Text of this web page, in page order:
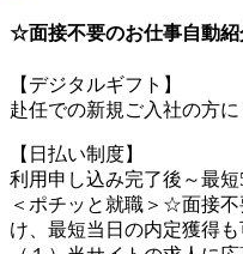
☆面接不要のお仕事自動
【デジタルギフト】
赴任での新規ご入社の方
【日払い制度】
利用申し込み完了後～最
＜ポチッと就職＞☆面接
け、最短当日の内定獲得